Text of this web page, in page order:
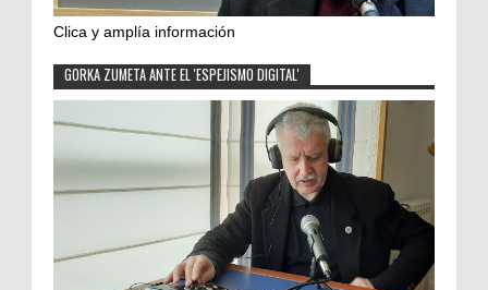
Clica y amplía información
GORKA ZUMETA ANTE EL 'ESPEJISMO DIGITAL'